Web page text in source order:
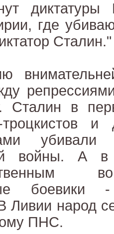
где
Сталин."
Сталин в
троцкистов и
войны. А
Ливии народ
ПНС.